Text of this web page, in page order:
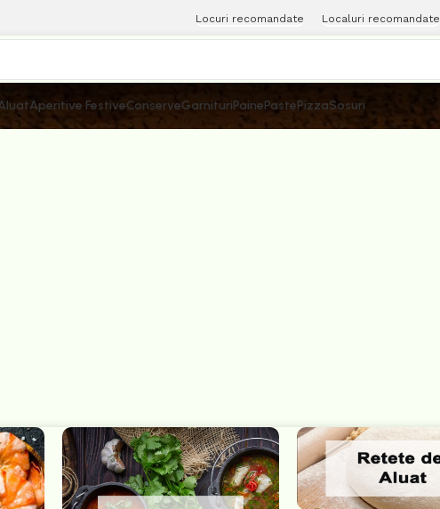
Locuri recomandate Localuri recomandate
Aperitive FestiveConserveGarnituriPainePastePizzaSosuri